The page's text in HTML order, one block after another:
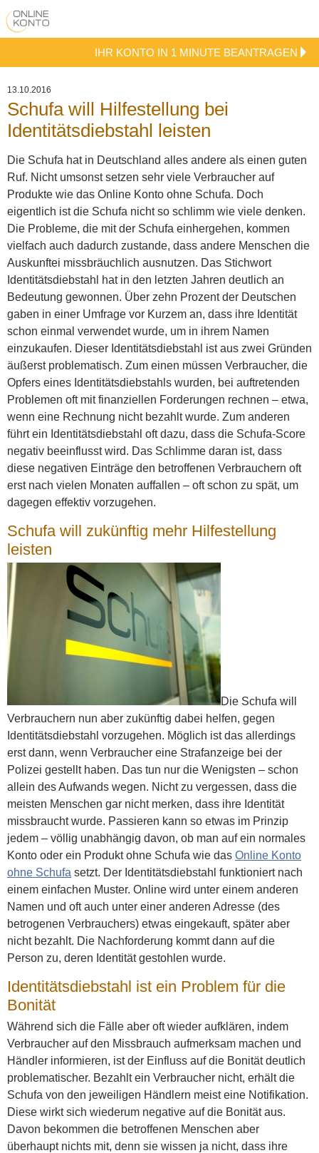
IHR KONTO IN 1 MINUTE BEANTRAGEN
13.10.2016
Schufa will Hilfestellung bei
Identitätsdiebstahl leisten
Die Schufa hat in Deutschland alles andere als einen guten
Ruf. Nicht umsonst setzen sehr viele Verbraucher auf
Produkte wie das Online Konto ohne Schufa. Doch
eigentlich ist die Schufa nicht so schlimm wie viele denken.
Die Probleme, die mit der Schufa einhergehen, kommen
vielfach auch dadurch zustande, dass andere Menschen die
Auskunftei missbräuchlich ausnutzen. Das Stichwort
Identitätsdiebstahl hat in den letzten Jahren deutlich an
Bedeutung gewonnen. Über zehn Prozent der Deutschen
gaben in einer Umfrage vor Kurzem an, dass ihre Identität
schon einmal verwendet wurde, um in ihrem Namen
einzukaufen. Dieser Identitätsdiebstahl ist aus zwei Gründen
äußerst problematisch. Zum einen müssen Verbraucher, die
Opfers eines Identitätsdiebstahls wurden, bei auftretenden
Problemen oft mit finanziellen Forderungen rechnen – etwa,
wenn eine Rechnung nicht bezahlt wurde. Zum anderen
führt ein Identitätsdiebstahl oft dazu, dass die Schufa-Score
negativ beeinflusst wird. Das Schlimme daran ist, dass
diese negativen Einträge den betroffenen Verbrauchern oft
erst nach vielen Monaten auffallen – oft schon zu spät, um
dagegen effektiv vorzugehen.
Schufa will zukünftig mehr Hilfestellung
leisten
Die Schufa will
Verbrauchern nun aber zukünftig dabei helfen, gegen
Identitätsdiebstahl vorzugehen. Möglich ist das allerdings
erst dann, wenn Verbraucher eine Strafanzeige bei der
Polizei gestellt haben. Das tun nur die Wenigsten – schon
allein des Aufwands wegen. Nicht zu vergessen, dass die
meisten Menschen gar nicht merken, dass ihre Identität
missbraucht wurde. Passieren kann so etwas im Prinzip
jedem – völlig unabhängig davon, ob man auf ein normales
Konto oder ein Produkt ohne Schufa wie das Online Konto
ohne Schufa setzt. Der Identitätsdiebstahl funktioniert nach
einem einfachen Muster. Online wird unter einem anderen
Namen und oft auch unter einer anderen Adresse (des
betrogenen Verbrauchers) etwas eingekauft, später aber
nicht bezahlt. Die Nachforderung kommt dann auf die
Person zu, deren Identität gestohlen wurde.
Identitätsdiebstahl ist ein Problem für die
Bonität
Während sich die Fälle aber oft wieder aufklären, indem
Verbraucher auf den Missbrauch aufmerksam machen und
Händler informieren, ist der Einfluss auf die Bonität deutlich
problematischer. Bezahlt ein Verbraucher nicht, erhält die
Schufa von den jeweiligen Händlern meist eine Notifikation.
Diese wirkt sich wiederum negative auf die Bonität aus.
Davon bekommen die betroffenen Menschen aber
überhaupt nichts mit, denn sie wissen ja nicht, dass ihre